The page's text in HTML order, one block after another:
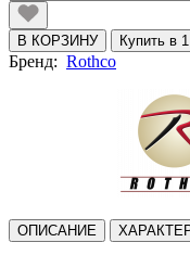
В КОРЗИНУ Купить в
Бренд: Rothco
ОПИСАНИЕ